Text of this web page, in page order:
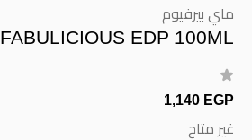
ماي بيرفيوم
FABULICIOUS EDP 100ML
1,140 EGP
غير متاح